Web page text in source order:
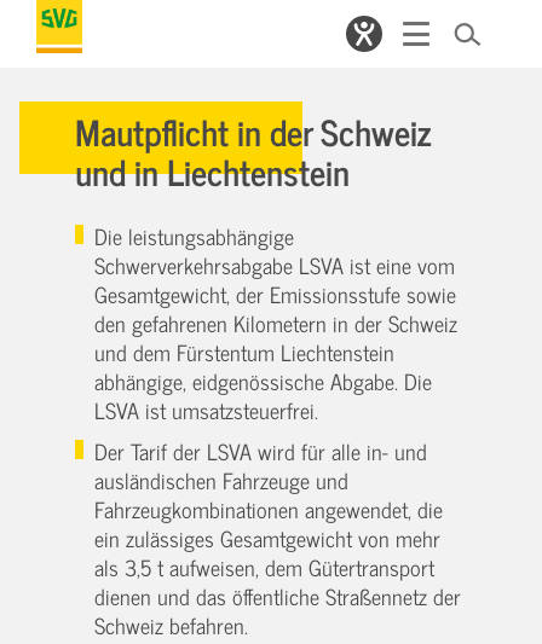
Mautpflicht in der Schweiz
und in Liechtenstein
Die leistungsabhängige
Schwerverkehrsabgabe LSVA ist eine vom
Gesamtgewicht, der Emissionsstufe sowie
den gefahrenen Kilometern in der Schweiz
und dem Fürstentum Liechtenstein
abhängige, eidgenössische Abgabe. Die
LSVA ist umsatzsteuerfrei.
Der Tarif der LSVA wird für alle in- und
ausländischen Fahrzeuge und
Fahrzeugkombinationen angewendet, die
ein zulässiges Gesamtgewicht von mehr
als 3,5 t aufweisen, dem Gütertransport
dienen und das öffentliche Straßennetz der
Schweiz befahren.